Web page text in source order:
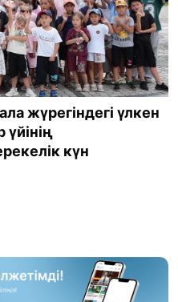
жүрегіндегі үлкен
күн